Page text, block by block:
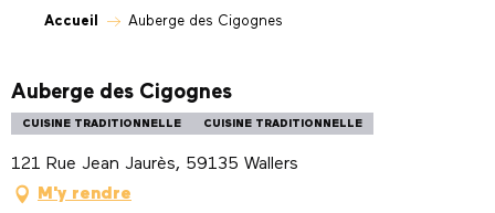
Accueil Auberge des Cigognes
Auberge des Cigognes
CUISINE TRADITIONNELLE CUISINE TRADITIONNELLE
121 Rue Jean Jaurès, 59135 Wallers
M'y rendre